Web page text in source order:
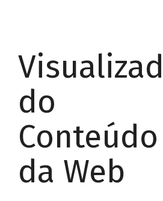
do
Conteúdo
da Web